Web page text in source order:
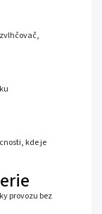
kde je
provozu bez